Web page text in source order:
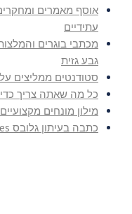
אוסף מאמרים
עתידיים
מכתבי בוגרים
גבע גזית
סטודנטים ממליצים
כל מה שאתה צריך
מילון מונחים
כתבה בעיתון גלובס globes שוק ההון